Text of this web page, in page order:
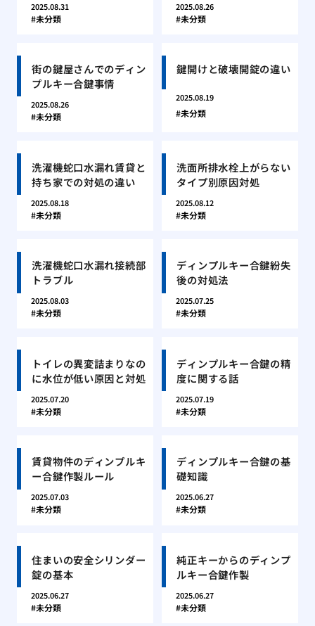
2025.08.31
未分類
2025.08.26
未分類
街の鍵屋さんでのディン
プルキー合鍵事情
2025.08.26
未分類
鍵開けと破壊開錠の違い
2025.08.19
未分類
洗濯機蛇口水漏れ賃貸と
持ち家での対処の違い
2025.08.18
未分類
洗面所排水栓上がらない
タイプ別原因対処
2025.08.12
未分類
洗濯機蛇口水漏れ接続部
トラブル
2025.08.03
未分類
ディンプルキー合鍵紛失
後の対処法
2025.07.25
未分類
トイレの異変詰まりなの
に水位が低い原因と対処
2025.07.20
未分類
ディンプルキー合鍵の精
度に関する話
2025.07.19
未分類
賃貸物件のディンプルキ
ー合鍵作製ルール
2025.07.03
未分類
ディンプルキー合鍵の基
礎知識
2025.06.27
未分類
住まいの安全シリンダー
錠の基本
2025.06.27
未分類
純正キーからのディンプ
ルキー合鍵作製
2025.06.27
未分類